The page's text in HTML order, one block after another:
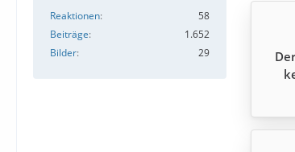
Reaktionen
58
Beiträge
1.652
Bilder
29